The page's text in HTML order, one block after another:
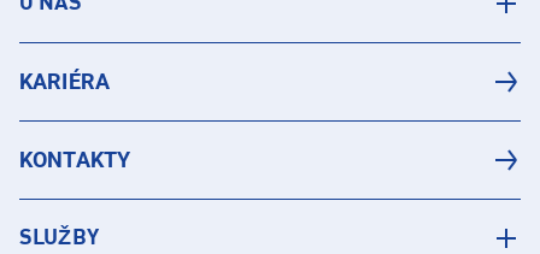
KARIÉRA
KONTAKTY
SLUŽBY